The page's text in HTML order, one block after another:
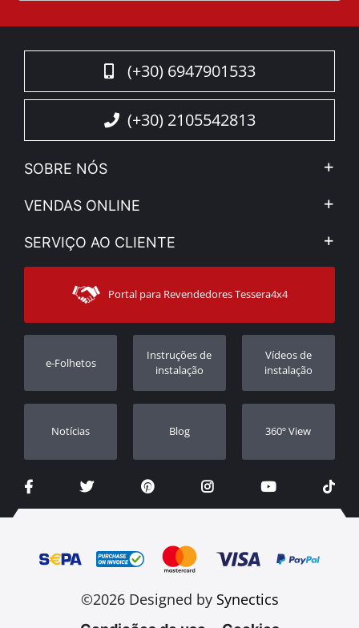
(+30) 6947901533
(+30) 2105542813
SOBRE NÓS
A Companhia
Notícias
Sitemap
VENDAS ONLINE
Minha Conta
Modos de Enviο
SERVIÇO AO CLIENTE
Contacto
Apoio ao cliente
Rastrear ordem
Revendedores
Portal para Revendedores Tessera4x4
e-Folhetos
Instruções de
instalação
Vídeos de
instalação
Notícias Blog 360º View
©2026 Designed by Synectics